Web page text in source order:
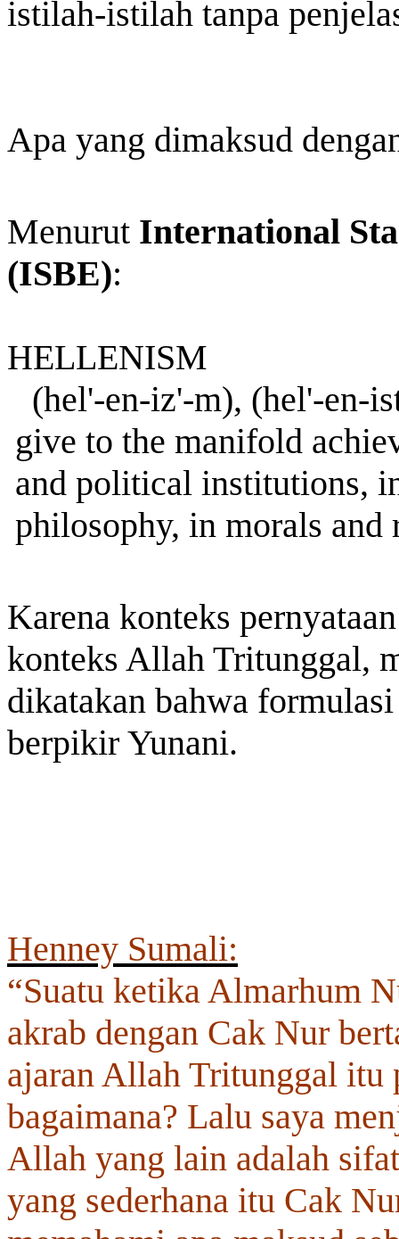
istilah-istilah tanpa
Apa yang dimaksud
Menurut International
(ISBE):
HELLENISM
(hel'-en-iz'-m), (hel'-en-
give to the manifold
and political institutions,
philosophy, in morals and
Karena konteks
konteks Allah Tritunggal,
dikatakan bahwa
berpikir Yunani.
Henney Sumali:
“Suatu ketika Almarhum
akrab dengan Cak Nur
ajaran Allah Tritunggal itu
bagaimana? Lalu saya
Allah yang lain adalah
yang sederhana itu Cak